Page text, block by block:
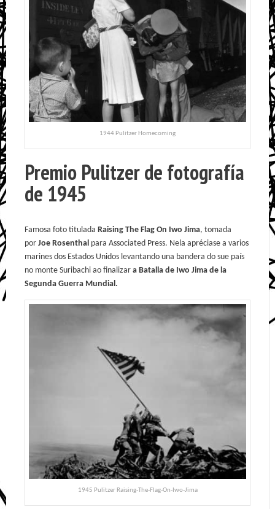
1944 Pulitzer Homecoming
Premio Pulitzer de fotografía
de 1945
Famosa foto titulada Raising The Flag On Iwo Jima, tomada
por Joe Rosenthal para Associated Press. Nela apréciase a varios
marines dos Estados Unidos levantando una bandera do sue país
no monte Suribachi ao finalizar a Batalla de Iwo Jima de la
Segunda Guerra Mundial.
1945 Pulitzer Raising-The-Flag-On-Iwo-Jima